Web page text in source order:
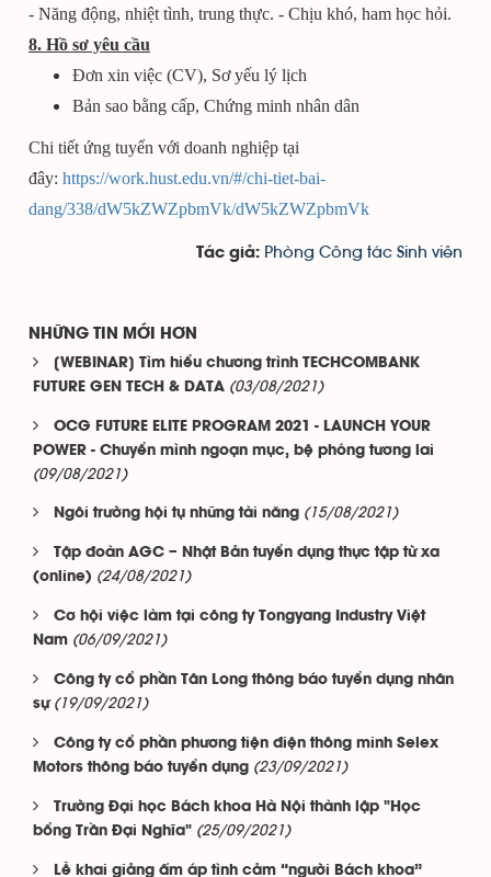
- Năng động, nhiệt tình, trung thực. - Chịu khó, ham học hỏi.
8. Hồ sơ yêu cầu
Đơn xin việc (CV), Sơ yếu lý lịch
Bản sao bằng cấp, Chứng minh nhân dân
Chi tiết ứng tuyển với doanh nghiệp tại
đây: https://work.hust.edu.vn/#/chi-tiet-bai-
dang/338/dW5kZWZpbmVk/dW5kZWZpbmVk
Tác giả: Phòng Công tác Sinh viên
NHỮNG TIN MỚI HƠN
[WEBINAR] Tìm hiểu chương trình TECHCOMBANK
FUTURE GEN TECH & DATA (03/08/2021)
OCG FUTURE ELITE PROGRAM 2021 - LAUNCH YOUR
POWER - Chuyển mình ngoạn mục, bệ phóng tương lai
(09/08/2021)
Ngôi trường hội tụ những tài năng (15/08/2021)
Tập đoàn AGC – Nhật Bản tuyển dụng thực tập từ xa
(online) (24/08/2021)
Cơ hội việc làm tại công ty Tongyang Industry Việt
Nam (06/09/2021)
Công ty cổ phần Tân Long thông báo tuyển dụng nhân
sự (19/09/2021)
Công ty cổ phần phương tiện điện thông minh Selex
Motors thông báo tuyển dụng (23/09/2021)
Trường Đại học Bách khoa Hà Nội thành lập "Học
bổng Trần Đại Nghĩa" (25/09/2021)
Lễ khai giảng ấm áp tình cảm “người Bách khoa”